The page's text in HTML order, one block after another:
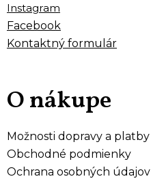
Instagram
Facebook
Kontaktný formulár
O nákupe
Možnosti dopravy a platby
Obchodné podmienky
Ochrana osobných údajov